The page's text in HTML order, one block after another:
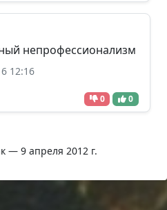
непрофессионализм
12:16
0 0
— 9 апреля 2012 г.